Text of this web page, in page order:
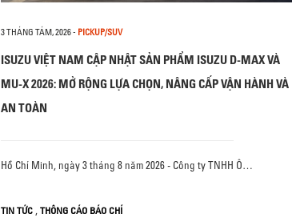
3 THÁNG TÁM, 2026- PICKUP/SUV
ISUZU VIỆT NAM CẬP NHẬT SẢN PHẨM ISUZU D-MAX VÀ
MU-X 2026: MỞ RỘNG LỰA CHỌN, NÂNG CẤP VẬN HÀNH VÀ
AN TOÀN
Hồ Chí Minh, ngày 3 tháng 8 năm 2026 - Công ty TNHH Ô…
TIN TỨC , THÔNG CÁO BÁO CHÍ